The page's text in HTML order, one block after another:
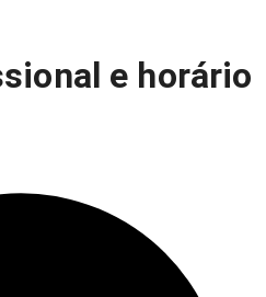
e horário